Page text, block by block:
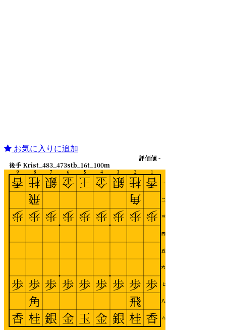
お気に入りに追加
1
2
3
4
5
6
7
8
9
一
二
三
四
五
六
七
八
九
後手 Krist_483_473stb_16t_100m
評価値 -
香
歩
歩
香
桂
角
歩
歩
飛
桂
銀
歩
歩
銀
金
歩
歩
金
王
歩
歩
玉
金
歩
歩
金
銀
歩
歩
銀
桂
飛
歩
歩
角
桂
香
歩
歩
香